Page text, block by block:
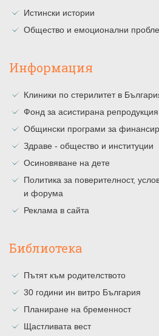
Истински истории
Общество и емоционални
Информация
Клиники по стерилитет в
Фонд за асистирана репродукция
Общински програми за
Здраве - общество и институции
Осиновяване на дете
Политика за поверителност,
и форума
Реклама в сайта
Библиотека
Пътят към родителството
30 години ин витро България
Планиране на бременност
Щастливата вест